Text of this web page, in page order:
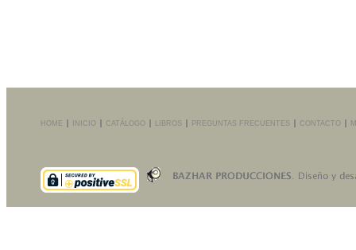
HOME INICIO CATÁLOGO LIBROS PREGUNTAS FRECUENTES CONTACTO